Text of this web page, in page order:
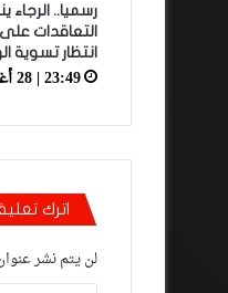
رسميا..
التعاقدات
انتظار تسوية
23:49 | 28 أغسطس، 2024
اترك
لن يتم نشر